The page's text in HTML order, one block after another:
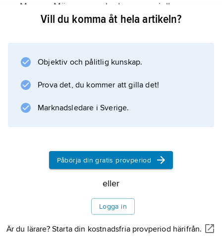
Magnus Mörner, som hade en speciell
inriktning på latinamerikansk historia, var
universitet 1982–90. Till hans viktigaste
Rasblandningen i Latinamerikas historia
Adventurers and Proletarians: The Story of
Vill du komma åt hela artikeln?
Objektiv och pålitlig kunskap.
Prova det, du kommer att gilla det!
Marknadsledare i Sverige.
Påbörja din gratis provperiod
eller
Logga in
Är du lärare? Starta din kostnadsfria provperiod härifrån.